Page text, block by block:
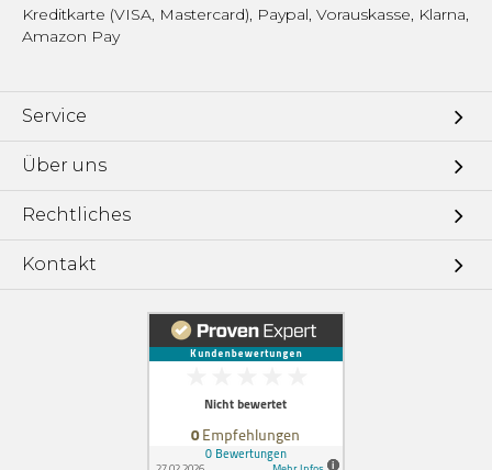
Kreditkarte (VISA, Mastercard), Paypal, Vorauskasse, Klarna,
Amazon Pay
Service
Über uns
Rechtliches
Kontakt